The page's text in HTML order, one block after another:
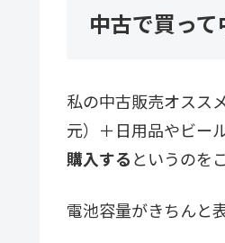
中古で買っ
私の中古販売オスス
元）＋日用品やビー
購入するというのを
電池容量がきちんと